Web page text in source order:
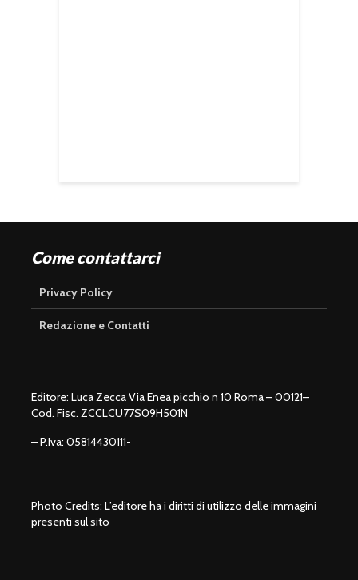
Come contattarci
Privacy Policy
Redazione e Contatti
Editore: Luca Zecca Via Enea picchio n 10 Roma – 00121–
Cod. Fisc. ZCCLCU77S09H501N
– P.Iva: 05814430111-
Photo Credits: L’editore ha i diritti di utilizzo delle immagini
presenti sul sito